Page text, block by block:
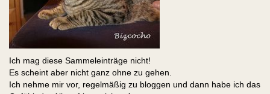
Ich mag diese Sammeleinträge nicht!
Es scheint aber nicht ganz ohne zu gehen.
Ich nehme mir vor, regelmäßig zu bloggen und dann habe ich das